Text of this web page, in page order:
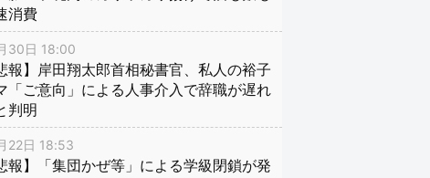
消費
30日 18:00
報】岸田翔太郎首相秘書官、私人の裕子
「ご意向」による人事介入で辞職が遅れ
判明
22日 18:53
報】「集団かぜ等」による学級閉鎖が発